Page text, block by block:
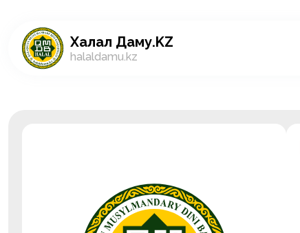
Халал Даму.KZ
halaldamu.kz